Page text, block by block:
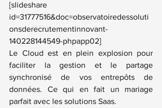
[slideshare
id=31777516&doc=observatoiredessoluti
onsderecrutementinnovant-
140228144549-phpapp02]
Le Cloud est en plein explosion pour
faciliter la gestion et le partage
synchronisé de vos entrepôts de
données. Ce qui en fait un mariage
parfait avec les solutions Saas.